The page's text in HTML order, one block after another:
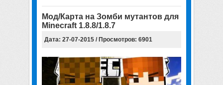
Мод/Карта на Зомби мутантов для
Minecraft 1.8.8/1.8.7
Дата: 27-07-2015 / Просмотров: 6901